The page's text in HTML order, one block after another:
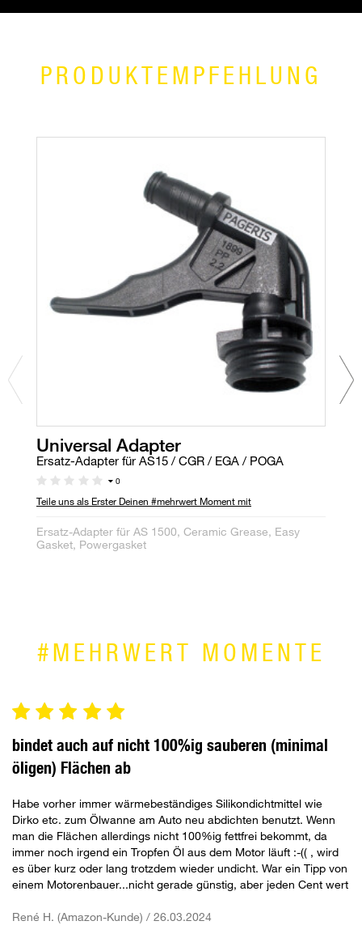
PRODUKTEMPFEHLUNG
Universal Adapter
Ersatz-Adapter für AS15 / CGR / EGA / POGA
0
Teile uns als Erster Deinen #mehrwert Moment mit
Ersatz-Adapter für AS 1500, Ceramic Grease, Easy
Gasket, Powergasket
#MEHRWERT MOMENTE
bindet auch auf nicht 100%ig sauberen (minimal
öligen) Flächen ab
Habe vorher immer wärmebeständiges Silikondichtmittel wie
Dirko etc. zum Ölwanne am Auto neu abdichten benutzt. Wenn
man die Flächen allerdings nicht 100%ig fettfrei bekommt, da
immer noch irgend ein Tropfen Öl aus dem Motor läuft :-(( , wird
es über kurz oder lang trotzdem wieder undicht. War ein Tipp von
einem Motorenbauer...nicht gerade günstig, aber jeden Cent wert
René H. (Amazon-Kunde) / 26.03.2024